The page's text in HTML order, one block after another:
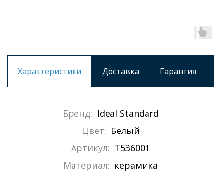
Характеристики Доставка Гарантия
Бренд: Ideal Standard
Цвет: Белый
Артикул: T536001
Материал: керамика